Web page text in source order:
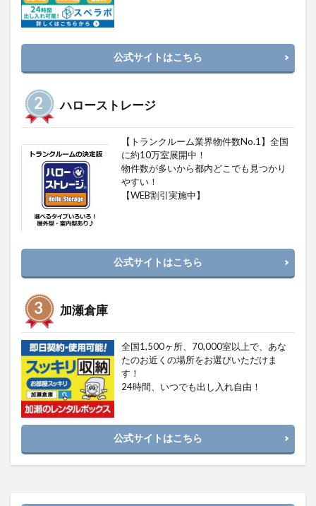
公式サイトはこちら
ハローストレージ
【トランクルーム業界物件数No.1】全国
に約10万室展開中！
物件数が多いから都内どこでも見つかり
やすい！
【WEB割引実施中】
公式サイトはこちら
加瀬倉庫
全国1,500ヶ所、70,000室以上で、あな
たのお近くの場所をお選びいただけま
す！
24時間、いつでも出し入れ自由！
公式サイトはこちら